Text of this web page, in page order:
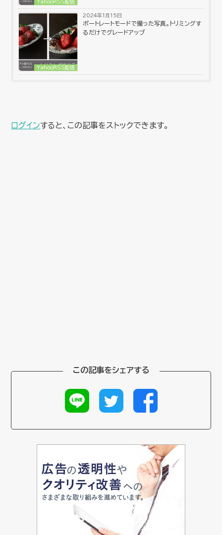
YahooRSS配信
YahooRSS配信
2024年1月15日
ポートレートモードで撮った写真。トリミングす
るだけでグレードアップ
ログインすると、この記事をストックできます。
この記事をシェアする